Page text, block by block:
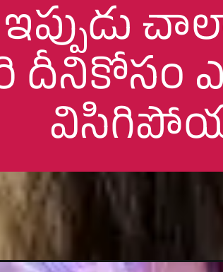
ఇప్పుడు
దీనికోసం